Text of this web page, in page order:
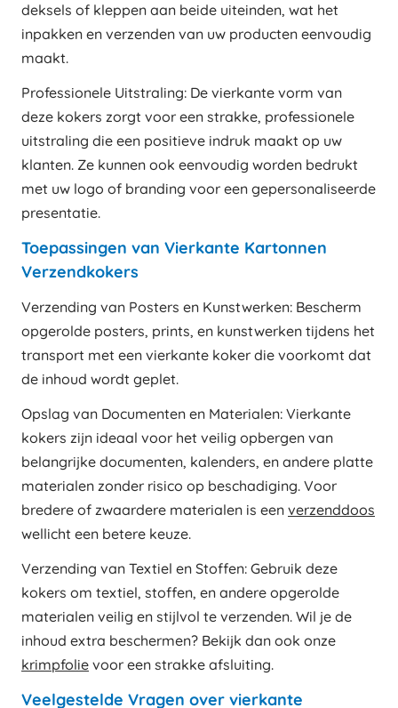
deksels of kleppen aan beide uiteinden, wat het
inpakken en verzenden van uw producten eenvoudig
maakt.
Professionele Uitstraling: De vierkante vorm van
deze kokers zorgt voor een strakke, professionele
uitstraling die een positieve indruk maakt op uw
klanten. Ze kunnen ook eenvoudig worden bedrukt
met uw logo of branding voor een gepersonaliseerde
presentatie.
Toepassingen van Vierkante Kartonnen
Verzendkokers
Verzending van Posters en Kunstwerken: Bescherm
opgerolde posters, prints, en kunstwerken tijdens het
transport met een vierkante koker die voorkomt dat
de inhoud wordt geplet.
Opslag van Documenten en Materialen: Vierkante
kokers zijn ideaal voor het veilig opbergen van
belangrijke documenten, kalenders, en andere platte
materialen zonder risico op beschadiging. Voor
bredere of zwaardere materialen is een verzenddoos
wellicht een betere keuze.
Verzending van Textiel en Stoffen: Gebruik deze
kokers om textiel, stoffen, en andere opgerolde
materialen veilig en stijlvol te verzenden. Wil je de
inhoud extra beschermen? Bekijk dan ook onze
krimpfolie voor een strakke afsluiting.
Veelgestelde Vragen over vierkante